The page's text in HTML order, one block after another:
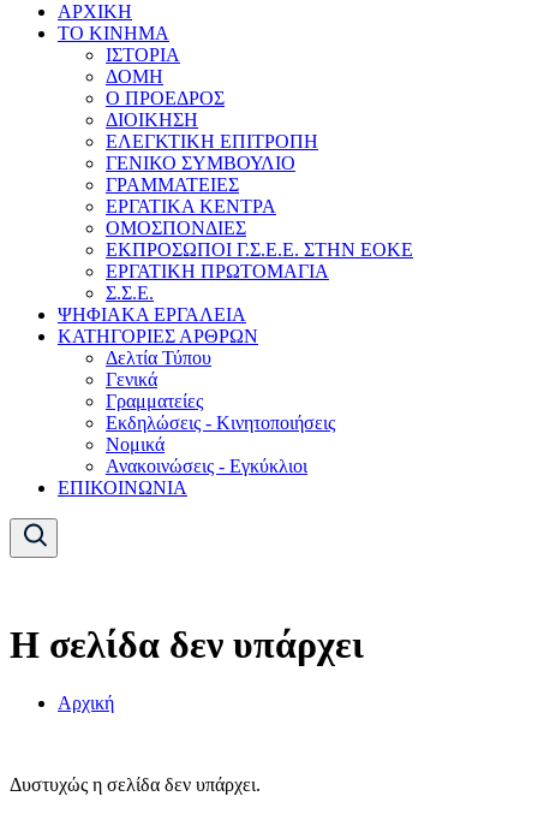
ΑΡΧΙΚΗ
ΤΟ ΚΙΝΗΜΑ
ΙΣΤΟΡΙΑ
ΔΟΜΗ
Ο ΠΡΟΕΔΡΟΣ
ΔΙΟΙΚΗΣΗ
ΕΛΕΓΚΤΙΚΗ ΕΠΙΤΡΟΠΗ
ΓΕΝΙΚΟ ΣΥΜΒΟΥΛΙΟ
ΓΡΑΜΜΑΤΕΙΕΣ
ΕΡΓΑΤΙΚΑ ΚΕΝΤΡΑ
ΟΜΟΣΠΟΝΔΙΕΣ
ΕΚΠΡΟΣΩΠΟΙ Γ.Σ.Ε.Ε. ΣΤΗΝ ΕΟΚΕ
ΕΡΓΑΤΙΚΗ ΠΡΩΤΟΜΑΓΙΑ
Σ.Σ.Ε.
ΨΗΦΙΑΚΑ ΕΡΓΑΛΕΙΑ
ΚΑΤΗΓΟΡΙΕΣ ΑΡΘΡΩΝ
Δελτία Τύπου
Γενικά
Γραμματείες
Εκδηλώσεις - Κινητοποιήσεις
Νομικά
Ανακοινώσεις - Εγκύκλιοι
ΕΠΙΚΟΙΝΩΝΙΑ
Η σελίδα δεν υπάρχει
Αρχική
Δυστυχώς η σελίδα δεν υπάρχει.